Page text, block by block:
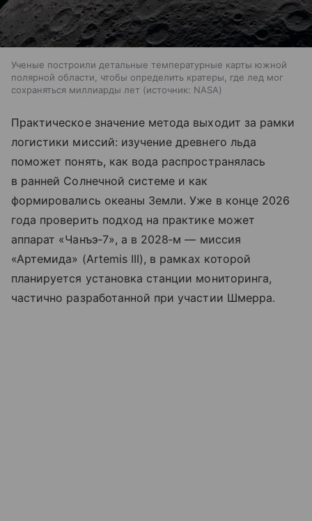
Ученые построили детальные температурные карты южной
полярной области, чтобы определить кратеры, где лед мог
сохраняться миллиарды лет
источник: NASA
Практическое значение метода выходит за рамки
логистики миссий: изучение древнего льда
поможет понять, как вода распространялась
в ранней Солнечной системе и как
формировались океаны Земли. Уже в конце 2026
года проверить подход на практике может
аппарат «Чанъэ‑7», а в 2028‑м — миссия
«Артемида» (Artemis III), в рамках которой
планируется установка станции мониторинга,
частично разработанной при участии Шмерра.